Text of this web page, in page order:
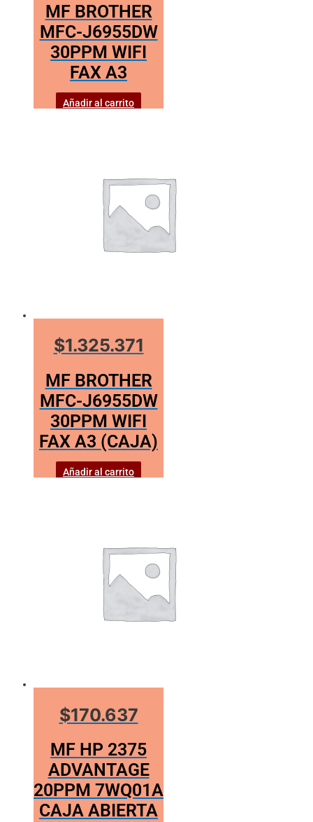
MF BROTHER
MFC-J6955DW
30PPM WIFI
FAX A3
Añadir al carrito
$1.325.371
MF BROTHER
MFC-J6955DW
30PPM WIFI
FAX A3 (CAJA)
Añadir al carrito
$170.637
MF HP 2375
ADVANTAGE
20PPM 7WQ01A
CAJA ABIERTA